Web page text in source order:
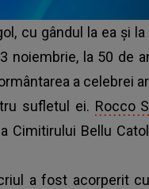
cu gândul la ea și
noiembrie, la 50 de
a celebrei
sufletul ei. Rocco
Cimitirului Bellu
a fost acorperit